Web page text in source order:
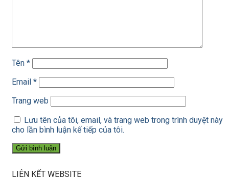
Tên *
Email *
Trang web
Lưu tên của tôi, email, và trang web trong trình duyệt này
cho lần bình luận kế tiếp của tôi.
LIÊN KẾT WEBSITE